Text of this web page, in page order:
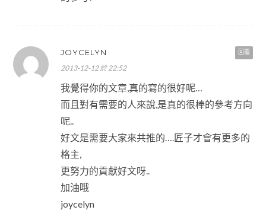
回覆
JOYCELYN
2013-12-12 於 22:52
我覺得你的文章,真的寫的很好呢…
而且對有需要的人來說,是真的很棒的參考方向
呢..
好文是需要大家來共推的….匠子才會有更多的
格主,
更努力的貢獻好文呀..
加油哦
joycelyn